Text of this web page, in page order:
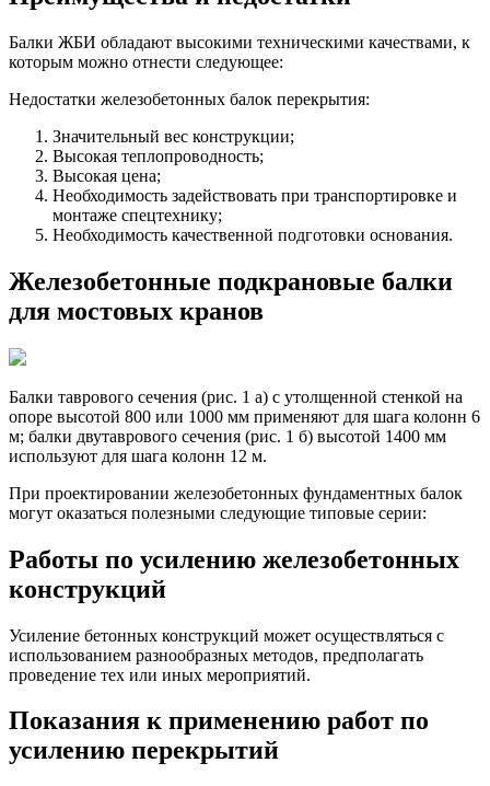
Балки ЖБИ обладают высокими техническими качествами, к
которым можно отнести следующее:
Недостатки железобетонных балок перекрытия:
Значительный вес конструкции;
Высокая теплопроводность;
Высокая цена;
Необходимость задействовать при транспортировке и
монтаже спецтехнику;
Необходимость качественной подготовки основания.
Железобетонные подкрановые балки
для мостовых кранов
Балки таврового сечения (рис. 1 а) с утолщенной стенкой на
опоре высотой 800 или 1000 мм применяют для шага колонн 6
м; балки двутаврового сечения (рис. 1 б) высотой 1400 мм
используют для шага колонн 12 м.
При проектировании железобетонных фундаментных балок
могут оказаться полезными следующие типовые серии:
Работы по усилению железобетонных
конструкций
Усиление бетонных конструкций может осуществляться с
использованием разнообразных методов, предполагать
проведение тех или иных мероприятий.
Показания к применению работ по
усилению перекрытий